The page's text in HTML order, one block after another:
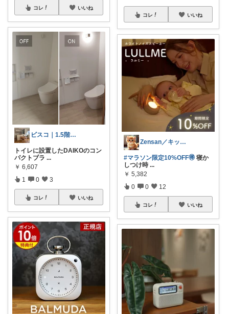
コレ いいね
ビスコ｜1.5階建ての暮らし
トイレに設置したDAIKOのコン
パクトブラ ...
￥ 6,607
1 0 3
コレ いいね
コレ いいね
Zensan／キッズ☆ベビーROOM
#マラソン限定10%OFF🉐 寝か
しつけ時 ...
￥ 5,382
0 0 12
コレ いいね